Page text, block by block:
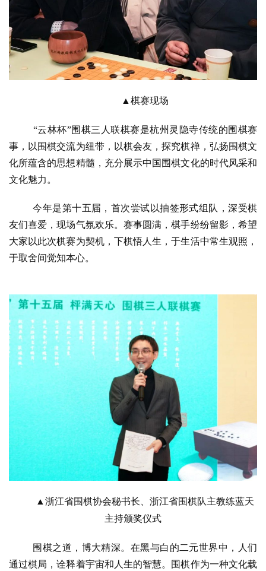
▲棋赛现场
“云林杯”围棋三人联棋赛是杭州灵隐寺传统的围棋赛
事，以围棋交流为纽带，以棋会友，探究棋禅，弘扬围棋文
化所蕴含的思想精髓，充分展示中国围棋文化的时代风采和
文化魅力。
今年是第十五届，首次尝试以抽签形式组队，深受棋
友们喜爱，现场气氛欢乐。赛事圆满，棋手纷纷留影，希望
大家以此次棋赛为契机，下棋悟人生，于生活中常生观照，
于取舍间觉知本心。
▲浙江省围棋协会秘书长、浙江省围棋队主教练蓝天
主持颁奖仪式
围棋之道，博大精深。在黑与白的二元世界中，人们
通过棋局，诠释着宇宙和人生的智慧。围棋作为一种文化载